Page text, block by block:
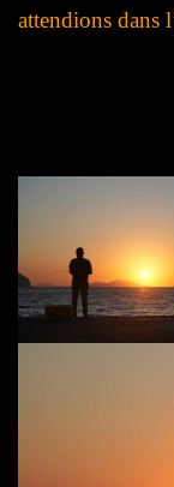
attendions dans